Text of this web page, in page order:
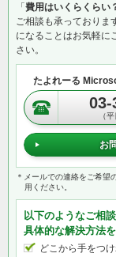
「 費用はいくらくらい
ご相談も承っておりま
になることはお気軽に
さい。
たよれーる
03-
（
お
＊メールでの連絡をご希望
用ください。
以下のようなご相
具体的な解決方法
どこから手をつ